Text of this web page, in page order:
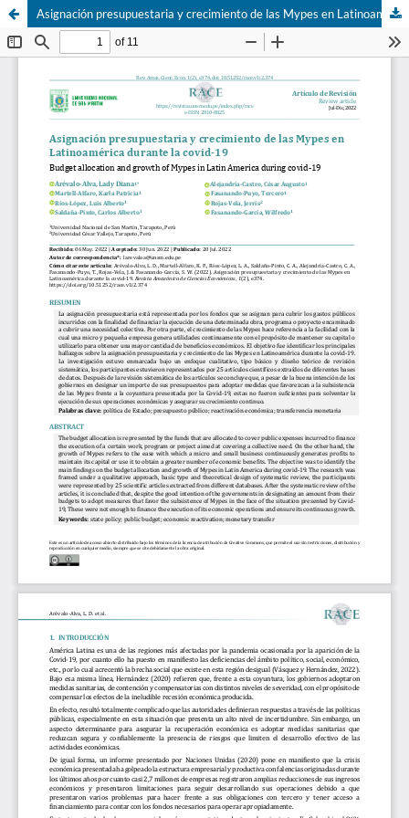
Asignación presupuestaria y crecimiento de las Mypes en Latinoamérica durante la covid-19